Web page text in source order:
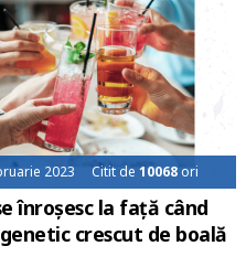
2023 Citit de10068ori
înroșesc la față când
crescut de boală